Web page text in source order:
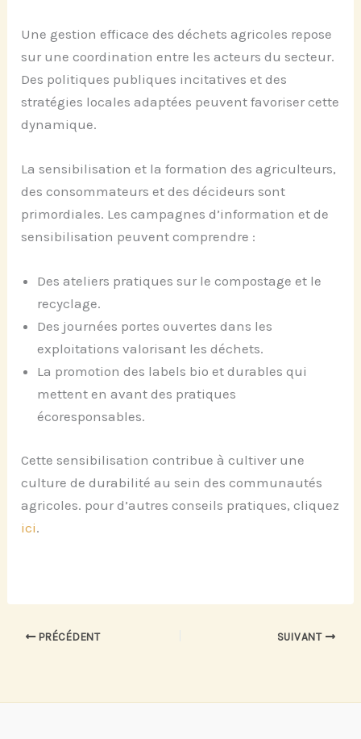
Une gestion efficace des déchets agricoles repose
sur une coordination entre les acteurs du secteur.
Des politiques publiques incitatives et des
stratégies locales adaptées peuvent favoriser cette
dynamique.
La sensibilisation et la formation des agriculteurs,
des consommateurs et des décideurs sont
primordiales. Les campagnes d’information et de
sensibilisation peuvent comprendre :
Des ateliers pratiques sur le compostage et le
recyclage.
Des journées portes ouvertes dans les
exploitations valorisant les déchets.
La promotion des labels bio et durables qui
mettent en avant des pratiques
écoresponsables.
Cette sensibilisation contribue à cultiver une
culture de durabilité au sein des communautés
agricoles. pour d’autres conseils pratiques, cliquez
ici.
PRÉCÉDENT SUIVANT